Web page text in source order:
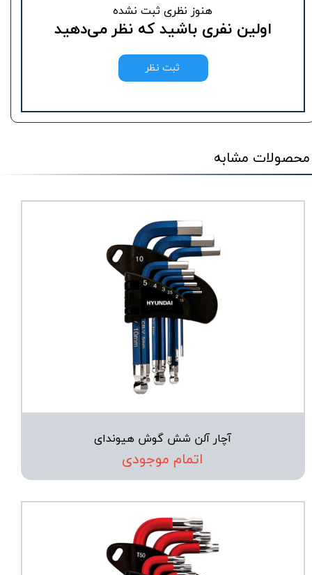
هنوز نظری ثبت نشده
اولین نفری باشید که نظر می‌دهید
ثبت نظر
محصولات مشابه
آچار آلن شش گوش هیوندای
اتمام موجودی